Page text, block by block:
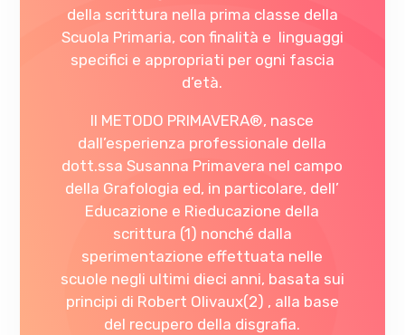
della scrittura nella prima classe della
Scuola Primaria, con finalità e linguaggi
specifici e appropriati per ogni fascia
d’età.
Il METODO PRIMAVERA®, nasce
dall’esperienza professionale della
dott.ssa Susanna Primavera nel campo
della Grafologia ed, in particolare, dell’
Educazione e Rieducazione della
scrittura (1) nonché dalla
sperimentazione effettuata nelle
scuole negli ultimi dieci anni, basata sui
principi di Robert Olivaux(2) , alla base
del recupero della disgrafia.